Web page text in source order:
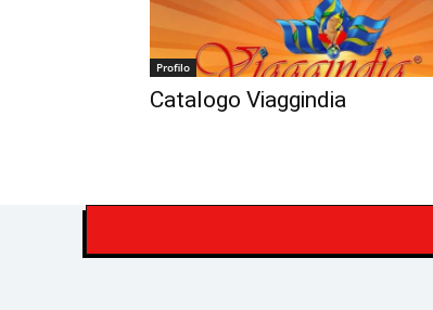
Profilo
Catalogo Viaggindia